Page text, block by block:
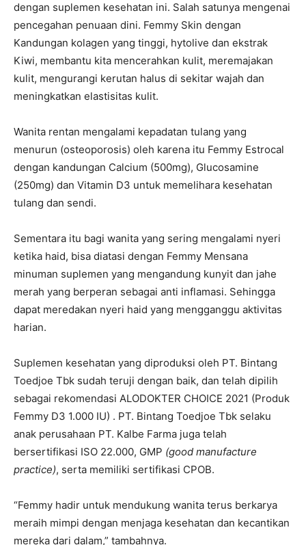
dengan suplemen kesehatan ini. Salah satunya mengenai
pencegahan penuaan dini. Femmy Skin dengan
Kandungan kolagen yang tinggi, hytolive dan ekstrak
Kiwi, membantu kita mencerahkan kulit, meremajakan
kulit, mengurangi kerutan halus di sekitar wajah dan
meningkatkan elastisitas kulit.
Wanita rentan mengalami kepadatan tulang yang
menurun (osteoporosis) oleh karena itu Femmy Estrocal
dengan kandungan Calcium (500mg), Glucosamine
(250mg) dan Vitamin D3 untuk memelihara kesehatan
tulang dan sendi.
Sementara itu bagi wanita yang sering mengalami nyeri
ketika haid, bisa diatasi dengan Femmy Mensana
minuman suplemen yang mengandung kunyit dan jahe
merah yang berperan sebagai anti inflamasi. Sehingga
dapat meredakan nyeri haid yang mengganggu aktivitas
harian.
Suplemen kesehatan yang diproduksi oleh PT. Bintang
Toedjoe Tbk sudah teruji dengan baik, dan telah dipilih
sebagai rekomendasi ALODOKTER CHOICE 2021 (Produk
Femmy D3 1.000 IU) . PT. Bintang Toedjoe Tbk selaku
anak perusahaan PT. Kalbe Farma juga telah
bersertifikasi ISO 22.000, GMP (good manufacture
practice), serta memiliki sertifikasi CPOB.
“Femmy hadir untuk mendukung wanita terus berkarya
meraih mimpi dengan menjaga kesehatan dan kecantikan
mereka dari dalam,” tambahnya.